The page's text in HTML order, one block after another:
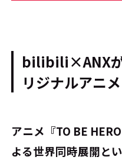
bilibili×ANXが
リジナルアニメ
――アニメ『TO BE
よる世界同時展開と